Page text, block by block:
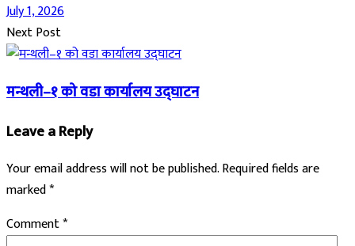
July 1, 2026
Next Post
मन्थली–१ को वडा कार्यालय उद्घाटन
Leave a Reply
Your email address will not be published.Required fields are
marked*
Comment*